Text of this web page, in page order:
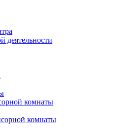
деятельности
комнаты
комнаты